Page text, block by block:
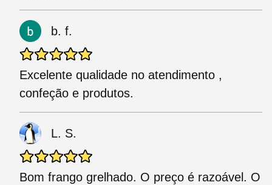
b. f.
Excelente qualidade no atendimento ,
confeção e produtos.
L. S.
Bom frango grelhado. O preço é razoável. O